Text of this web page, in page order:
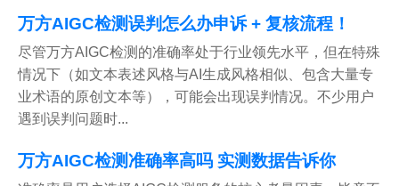
万方AIGC检测误判怎么办申诉 + 复核流程！
尽管万方AIGC检测的准确率处于行业领先水平，但在特殊
情况下（如文本表述风格与AI生成风格相似、包含大量专
业术语的原创文本等），可能会出现误判情况。不少用户
遇到误判问题时...
万方AIGC检测准确率高吗 实测数据告诉你